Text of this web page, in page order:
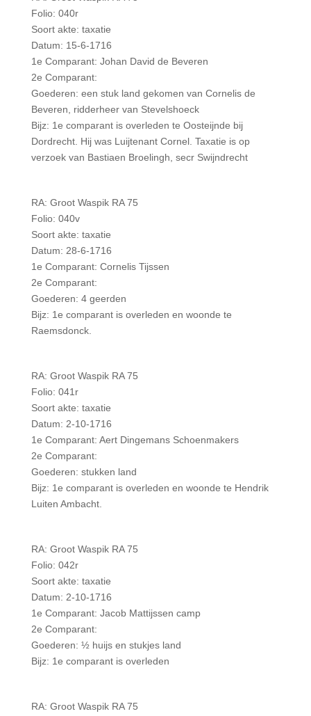
Folio: 040r
Soort akte: taxatie
Datum: 15-6-1716
1e Comparant: Johan David de Beveren
2e Comparant:
Goederen: een stuk land gekomen van Cornelis de
Beveren, ridderheer van Stevelshoeck
Bijz: 1e comparant is overleden te Oosteijnde bij
Dordrecht. Hij was Luijtenant Cornel. Taxatie is op
verzoek van Bastiaen Broelingh, secr Swijndrecht
RA: Groot Waspik RA 75
Folio: 040v
Soort akte: taxatie
Datum: 28-6-1716
1e Comparant: Cornelis Tijssen
2e Comparant:
Goederen: 4 geerden
Bijz: 1e comparant is overleden en woonde te
Raemsdonck.
RA: Groot Waspik RA 75
Folio: 041r
Soort akte: taxatie
Datum: 2-10-1716
1e Comparant: Aert Dingemans Schoenmakers
2e Comparant:
Goederen: stukken land
Bijz: 1e comparant is overleden en woonde te Hendrik
Luiten Ambacht.
RA: Groot Waspik RA 75
Folio: 042r
Soort akte: taxatie
Datum: 2-10-1716
1e Comparant: Jacob Mattijssen camp
2e Comparant:
Goederen: ½ huijs en stukjes land
Bijz: 1e comparant is overleden
RA: Groot Waspik RA 75